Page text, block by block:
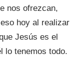
nos ofrezcan,
hoy al realizar
Jesús es el
lo tenemos todo.